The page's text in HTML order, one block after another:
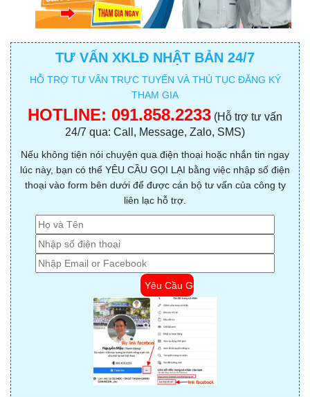
TƯ VẤN XKLĐ NHẬT BẢN 24/7
HỖ TRỢ TƯ VẤN TRỰC TUYẾN VÀ THỦ TỤC ĐĂNG KÝ
THAM GIA
HOTLINE: 091.858.2233 (Hỗ trợ tư vấn
24/7 qua: Call, Message, Zalo, SMS)
Nếu không tiện nói chuyện qua điện thoại hoặc nhắn tin ngay
lúc này, bạn có thể YÊU CẦU GỌI LẠI bằng việc nhập số điện
thoại vào form bên dưới để được cán bộ tư vấn của công ty
liên lạc hỗ trợ.